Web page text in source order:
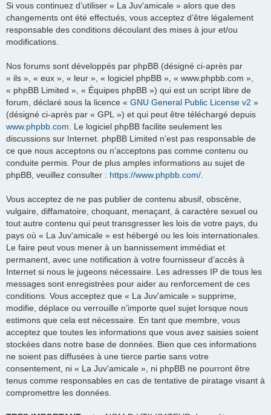
Si vous continuez d’utiliser « La Juv'amicale » alors que des
changements ont été effectués, vous acceptez d’être légalement
responsable des conditions découlant des mises à jour et/ou
modifications.
Nos forums sont développés par phpBB (désigné ci-après par
« ils », « eux », « leur », « logiciel phpBB », « www.phpbb.com »,
« phpBB Limited », « Équipes phpBB ») qui est un script libre de
forum, déclaré sous la licence « GNU General Public License v2 »
(désigné ci-après par « GPL ») et qui peut être téléchargé depuis
www.phpbb.com. Le logiciel phpBB facilite seulement les
discussions sur Internet. phpBB Limited n’est pas responsable de
ce que nous acceptons ou n’acceptons pas comme contenu ou
conduite permis. Pour de plus amples informations au sujet de
phpBB, veuillez consulter : https://www.phpbb.com/.
Vous acceptez de ne pas publier de contenu abusif, obscène,
vulgaire, diffamatoire, choquant, menaçant, à caractère sexuel ou
tout autre contenu qui peut transgresser les lois de votre pays, du
pays où « La Juv'amicale » est hébergé ou les lois internationales.
Le faire peut vous mener à un bannissement immédiat et
permanent, avec une notification à votre fournisseur d’accès à
Internet si nous le jugeons nécessaire. Les adresses IP de tous les
messages sont enregistrées pour aider au renforcement de ces
conditions. Vous acceptez que « La Juv'amicale » supprime,
modifie, déplace ou verrouille n’importe quel sujet lorsque nous
estimons que cela est nécessaire. En tant que membre, vous
acceptez que toutes les informations que vous avez saisies soient
stockées dans notre base de données. Bien que ces informations
ne soient pas diffusées à une tierce partie sans votre
consentement, ni « La Juv'amicale », ni phpBB ne pourront être
tenus comme responsables en cas de tentative de piratage visant à
compromettre les données.